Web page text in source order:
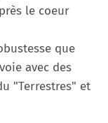
le coeur
que
avec des
"Terrestres" et